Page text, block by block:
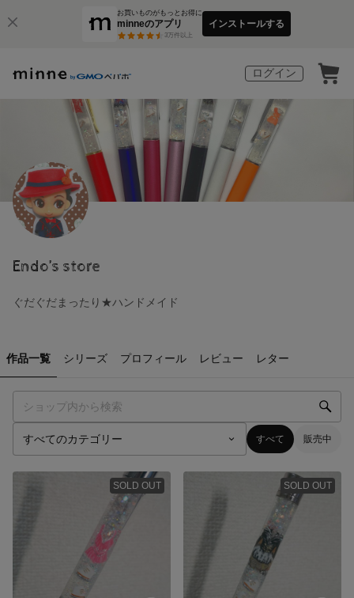
お買いものがもっとお得に
minneのアプリ
3万件以上
インストールする
ログイン
Endo’s store
ぐだぐだまったり★ハンドメイド
作品一覧 シリーズ プロフィール レビュー レター
すべて 販売中
SOLD OUT SOLD OUT